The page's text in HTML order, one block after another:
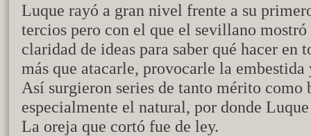
Luque rayó a gran nivel frente a su
tercios pero con el que el sevillano
claridad de ideas para saber qué hacer en
más que atacarle, provocarle la
Así surgieron series de tanto mérito
especialmente el natural, por donde
La oreja que cortó fue de ley.